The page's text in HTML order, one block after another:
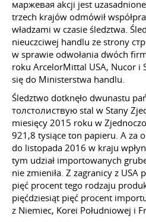
маржевая akcji jest
trzech krajów odmówił
władzami w czasie śledztwa.
nieuczciwej handlu ze strony
w sprawie odwołania dwóch
roku ArcelorMittal USA, Nucor i
się do Ministerstwa handlu.
Śledztwo dotknęło dwunastu
толстолиствую stal w Stany
miesięcy 2015 roku w
921,8 tysiące ton papieru. A za
do listopada 2016 w kraju
tym udział importowanych
nie zmieniła. Z zagranicy z USA
pięć procent tego rodzaju
pięćdziesiąt pięć procent
z Niemiec, Korei Południowej i